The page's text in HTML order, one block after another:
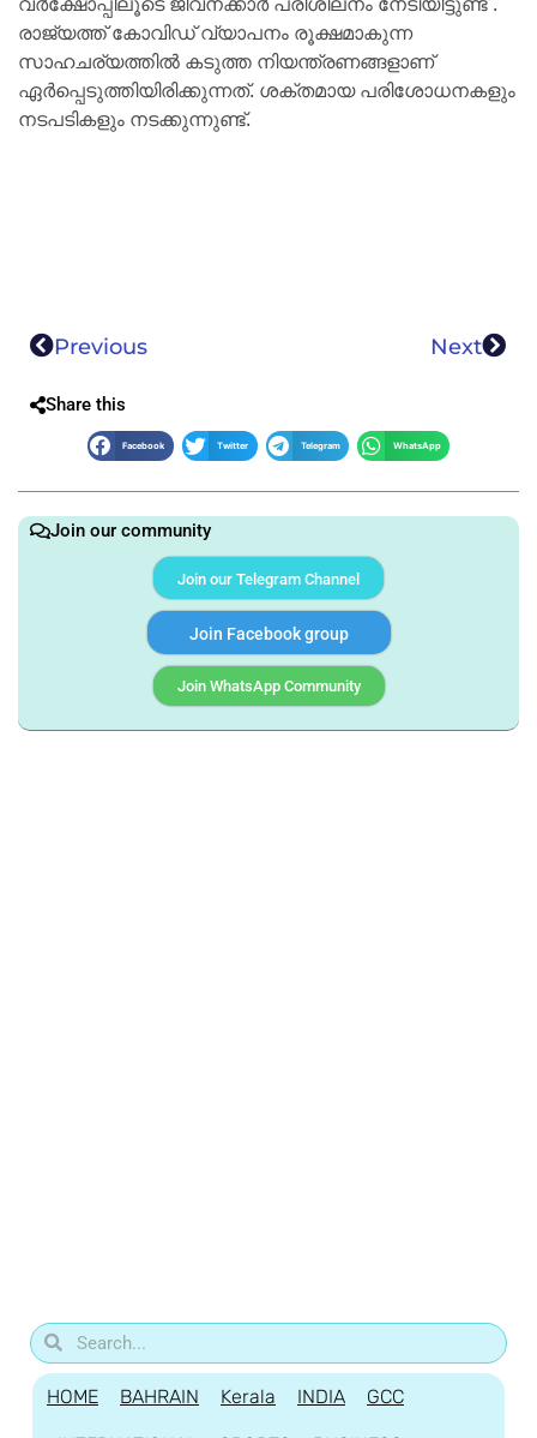
രാജ്യത്ത് കോവിഡ് വ്യാപനം രൂക്ഷമാകുന്ന
സാഹചര്യത്തിൽ കടുത്ത നിയന്ത്രണങ്ങളാണ്
ഏർപ്പെടുത്തിയിരിക്കുന്നത്. ശക്തമായ പരിശോധനകളും
നടപടികളും നടക്കുന്നുണ്ട്.
Previous Next
Share this
Facebook Twitter Telegram WhatsApp
Join our community
Join our Telegram Channel
Join Facebook group
Join WhatsApp Community
HOME BAHRAIN Kerala INDIA GCC